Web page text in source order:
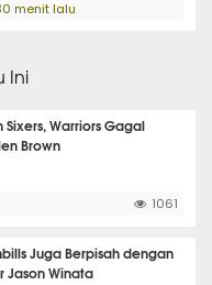
menit lalu
Ini
Sixers, Warriors Gagal
Brown
1061
Juga Berpisah dengan
Jason Winata